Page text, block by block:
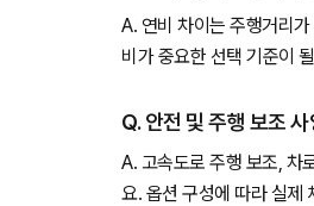
A. 연비 차이는 주행거리
비가 중요한 선택 기준이
Q. 안전 및 주행 보조
A. 고속도로 주행 보조, 차
요. 옵션 구성에 따라 실제